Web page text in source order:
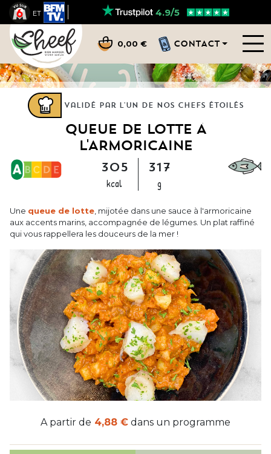
ET 4.9/5
0,00 € CONTACT
Validé par l'un de nos chefs étoilés
QUEUE DE LOTTE À
L'ARMORICAINE
305
kcal
317
g
Une queue de lotte , mijotée dans une sauce à l'armoricaine
aux accents marins, accompagnée de légumes. Un plat raffiné
qui vous rappellera les douceurs de la mer !
A partir de 4,88 € dans un programme